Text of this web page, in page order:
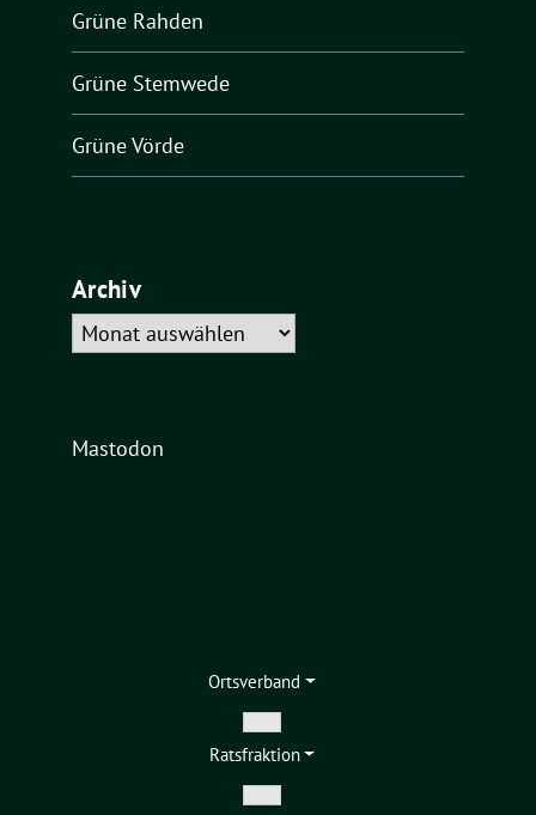
Grüne Rahden
Grüne Stemwede
Grüne Vörde
Archiv
Archiv
Mastodon
Ortsverband
Zeige
Untermenü
Ratsfraktion
Zeige